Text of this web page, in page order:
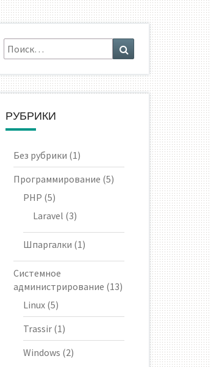
Искать: Поиск
РУБРИКИ
Без рубрики (1)
Программирование (5)
PHP (5)
Laravel (3)
Шпаргалки (1)
Системное
администрирование (13)
Linux(5)
Trassir(1)
Windows (2)